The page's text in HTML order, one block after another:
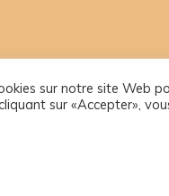
sur notre site Web
sur «Accepter»,